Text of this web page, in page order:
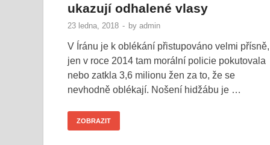
ukazují odhalené vlasy
23 ledna, 2018 - by admin
V Íránu je k oblékání přistupováno velmi přísně,
jen v roce 2014 tam morální policie pokutovala
nebo zatkla 3,6 milionu žen za to, že se
nevhodně oblékají. Nošení hidžábu je …
ZOBRAZIT